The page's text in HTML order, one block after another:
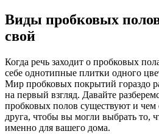
Виды пробковых
свой
Когда речь заходит о пробковых
себе однотипные плитки одного
Мир пробковых покрытий гораздо
на первый взгляд. Давайте
пробковых полов существуют и чем
друга, чтобы вы могли выбрать то,
именно для вашего дома.